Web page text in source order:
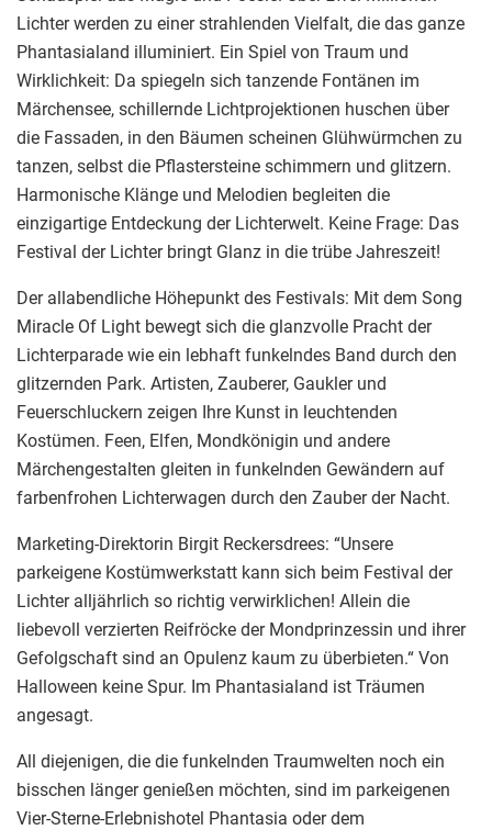
Lichter werden zu einer strahlenden Vielfalt, die das ganze
Phantasialand illuminiert. Ein Spiel von Traum und
Wirklichkeit: Da spiegeln sich tanzende Fontänen im
Märchensee, schillernde Lichtprojektionen huschen über
die Fassaden, in den Bäumen scheinen Glühwürmchen zu
tanzen, selbst die Pflastersteine schimmern und glitzern.
Harmonische Klänge und Melodien begleiten die
einzigartige Entdeckung der Lichterwelt. Keine Frage: Das
Festival der Lichter bringt Glanz in die trübe Jahreszeit!
Der allabendliche Höhepunkt des Festivals: Mit dem Song
Miracle Of Light bewegt sich die glanzvolle Pracht der
Lichterparade wie ein lebhaft funkelndes Band durch den
glitzernden Park. Artisten, Zauberer, Gaukler und
Feuerschluckern zeigen Ihre Kunst in leuchtenden
Kostümen. Feen, Elfen, Mondkönigin und andere
Märchengestalten gleiten in funkelnden Gewändern auf
farbenfrohen Lichterwagen durch den Zauber der Nacht.
Marketing-Direktorin Birgit Reckersdrees: “Unsere
parkeigene Kostümwerkstatt kann sich beim Festival der
Lichter alljährlich so richtig verwirklichen! Allein die
liebevoll verzierten Reifröcke der Mondprinzessin und ihrer
Gefolgschaft sind an Opulenz kaum zu überbieten.“ Von
Halloween keine Spur. Im Phantasialand ist Träumen
angesagt.
All diejenigen, die die funkelnden Traumwelten noch ein
bisschen länger genießen möchten, sind im parkeigenen
Vier-Sterne-Erlebnishotel Phantasia oder dem